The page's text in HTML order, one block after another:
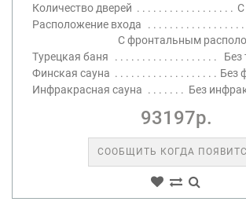
Количество дверей
С
Расположение входа
С фронтальным
Турецкая баня
Без
Финская сауна
Без
Инфракрасная сауна
Без
93197р.
СООБЩИТЬ КОГДА